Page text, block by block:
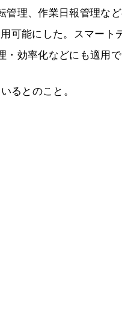
理、作業日報管理な
可能にした。スマート
効率化などにも適用で
るとのこと。